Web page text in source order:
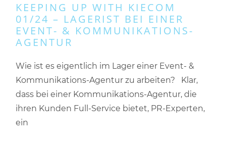
KEEPING UP WITH KIECOM
01/24 – LAGERIST BEI EINER
EVENT- & KOMMUNIKATIONS-
AGENTUR
Wie ist es eigentlich im Lager einer Event- &
Kommunikations-Agentur zu arbeiten? Klar,
dass bei einer Kommunikations-Agentur, die
ihren Kunden Full-Service bietet, PR-Experten,
ein